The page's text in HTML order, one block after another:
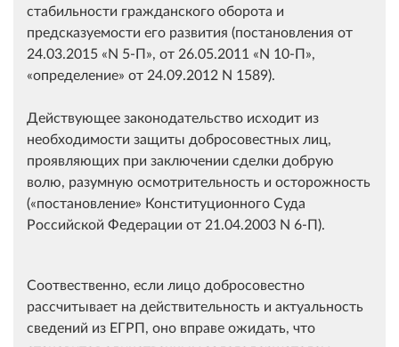
стабильности гражданского оборота и
предсказуемости его развития (постановления от
24.03.2015
N 5-П , от 26.05.2011 N 10-П ,
определение от 24.09.2012 N 1589).
Действующее законодательство исходит из
необходимости защиты добросовестных лиц,
проявляющих при заключении сделки добрую
волю, разумную осмотрительность и осторожность
( постановление
Конституционного Суда
Российской Федерации от 21.04.2003 N 6-П).
Соотвественно, если лицо добросовестно
рассчитывает на действительность и актуальность
сведений из ЕГРП, оно вправе ожидать, что